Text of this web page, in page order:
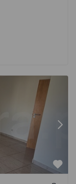
Martins -